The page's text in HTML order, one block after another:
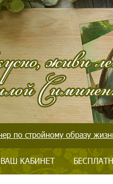
по стройному образу
ВАШ КАБИНЕТ